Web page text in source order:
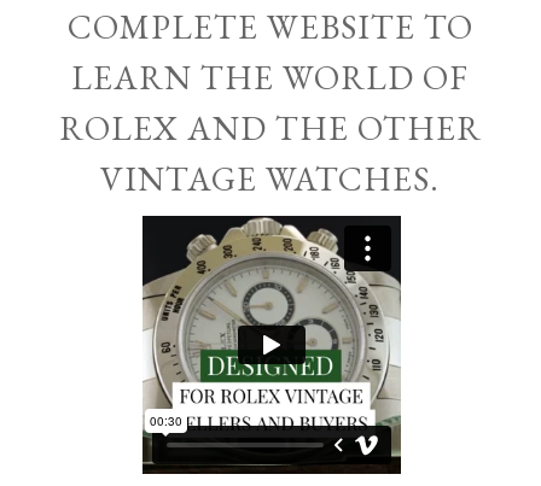
COMPLETE WEBSITE TO
LEARN THE WORLD OF
ROLEX AND THE OTHER
VINTAGE WATCHES.